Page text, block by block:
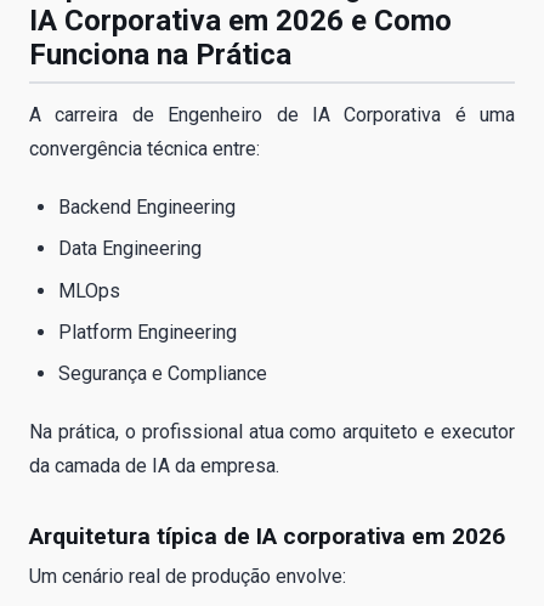
IA Corporativa em 2026 e Como
Funciona na Prática
A carreira de Engenheiro de IA Corporativa é uma
convergência técnica entre:
Backend Engineering
Data Engineering
MLOps
Platform Engineering
Segurança e Compliance
Na prática, o profissional atua como arquiteto e executor
da camada de IA da empresa.
Arquitetura típica de IA corporativa em 2026
Um cenário real de produção envolve: